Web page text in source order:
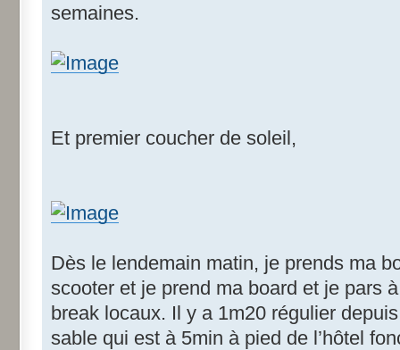
semaines.
Et premier coucher de soleil,
Dès le lendemain matin, je prends ma
scooter et je prend ma board et je pars
break locaux. Il y a 1m20 régulier
sable qui est à 5min à pied de l’hôtel